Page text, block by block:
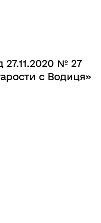
27.11.2020 № 27
с Водиця»